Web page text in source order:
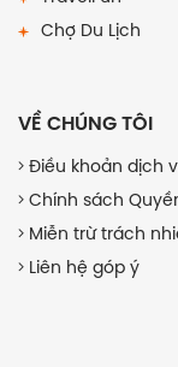
Chợ Du Lịch
VỀ CHÚNG TÔI
Điều khoản dịch
Chính sách
Miễn trừ trách
Liên hệ góp ý